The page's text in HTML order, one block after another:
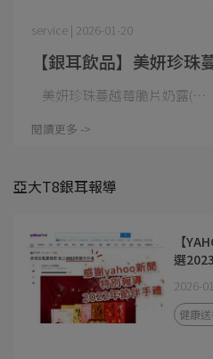
【銀耳飲品】美妍珍珠
service | 2026-01-20
美妍珍珠蔓越莓脆片奶露(⋯
閱讀更多 ->
亞大T8銀耳報導
【
選
2026-
健康